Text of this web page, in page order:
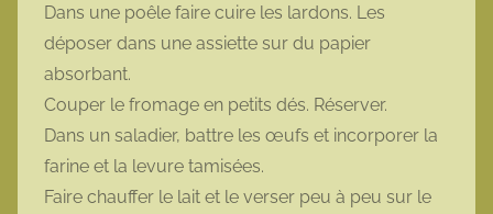
Dans une poêle faire cuire les lardons. Les
déposer dans une assiette sur du papier
absorbant.
Couper le fromage en petits dés. Réserver.
Dans un saladier, battre les œufs et incorporer la
farine et la levure tamisées.
Faire chauffer le lait et le verser peu à peu sur le